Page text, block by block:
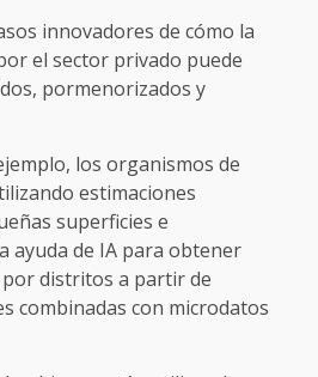
innovadores de cómo la
el sector privado puede
pormenorizados y
los organismos de
estimaciones
superficies e
ayuda de IA para obtener
distritos a partir de
combinadas con microdatos